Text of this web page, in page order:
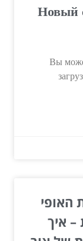
Новый
Вы
האופי
– איך